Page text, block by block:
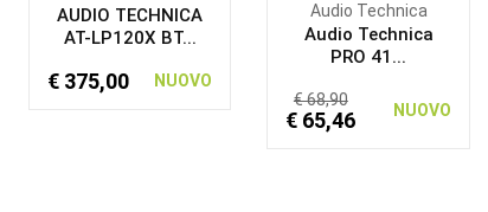
AUDIO TECHNICA
AT-LP120X BT...
€ 375,00 NUOVO
Audio Technica
Audio Technica
PRO 41...
€ 68,90
€ 65,46 NUOVO